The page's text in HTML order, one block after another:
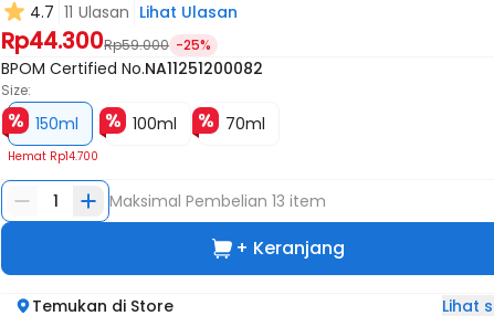
4.7 11 Ulasan Lihat Ulasan
Rp44.300Rp59.000 -25%
BPOM Certified No.NA11251200082
Size:
150ml
Hemat Rp14.700
100ml 70ml
1 Maksimal Pembelian13 item
+ Keranjang
Temukan di Store Lihat